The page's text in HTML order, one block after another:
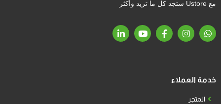
مع Ustore ستجد كل ما تريد وأكثر
خدمة العملاء
المتجر